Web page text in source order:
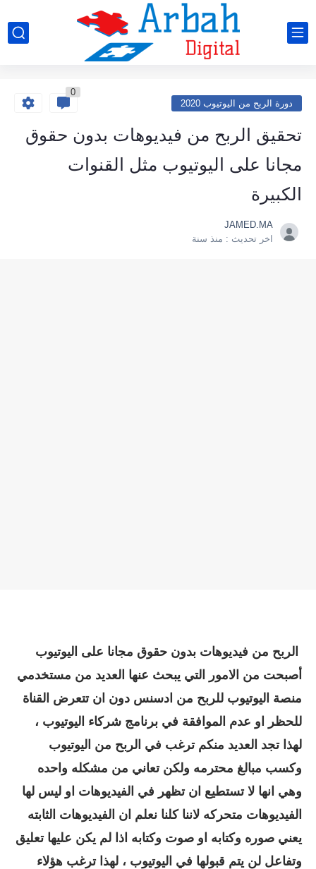
دورة الربح من اليوتيوب 2020
0
تحقيق الربح من فيديوهات بدون حقوق
مجانا على اليوتيوب مثل القنوات
الكبيرة
JAMED.MA
اخر تحديث : منذ سنة
الربح من فيديوهات بدون حقوق مجانا على اليوتيوب
أصبحت من الامور التي يبحث عنها العديد من مستخدمي
منصة اليوتيوب للربح من ادسنس دون ان تتعرض القناة
للحظر او عدم الموافقة في برنامج شركاء اليوتيوب ،
لهذا تجد العديد منكم ترغب في الربح من اليوتيوب
وكسب مبالغ محترمه ولكن تعاني من مشكله واحده
وهي انها لا تستطيع ان تظهر في الفيديوهات او ليس لها
الفيديوهات متحركه لاننا كلنا نعلم ان الفيديوهات الثابته
يعني صوره وكتابه او صوت وكتابه اذا لم يكن عليها تعليق
وتفاعل لن يتم قبولها في اليوتيوب ، لهذا ترغب هؤلاء